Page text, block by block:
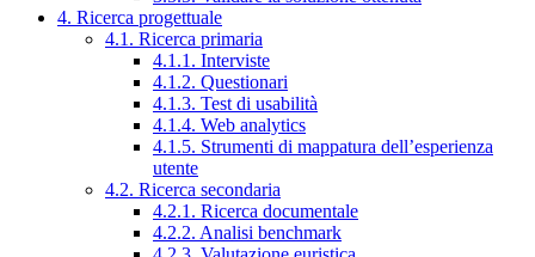
4. Ricerca progettuale
4.1. Ricerca primaria
4.1.1. Interviste
4.1.2. Questionari
4.1.3. Test di usabilità
4.1.4. Web analytics
4.1.5. Strumenti di mappatura dell’esperienza
utente
4.2. Ricerca secondaria
4.2.1. Ricerca documentale
4.2.2. Analisi benchmark